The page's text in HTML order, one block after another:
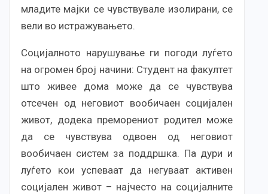
младите мајки се чувствувале изолирани, се
вели во истражувањето.
Социјалното нарушување ги погоди луѓето
на огромен број начини: Студент на факултет
што живее дома може да се чувствува
отсечен од неговиот вообичаен социјален
живот, додека преморениот родител може
да се чувствува одвоен од неговиот
вообичаен систем за поддршка. Па дури и
луѓето кои успеваат да негуваат активен
социјален живот – најчесто на социјалните